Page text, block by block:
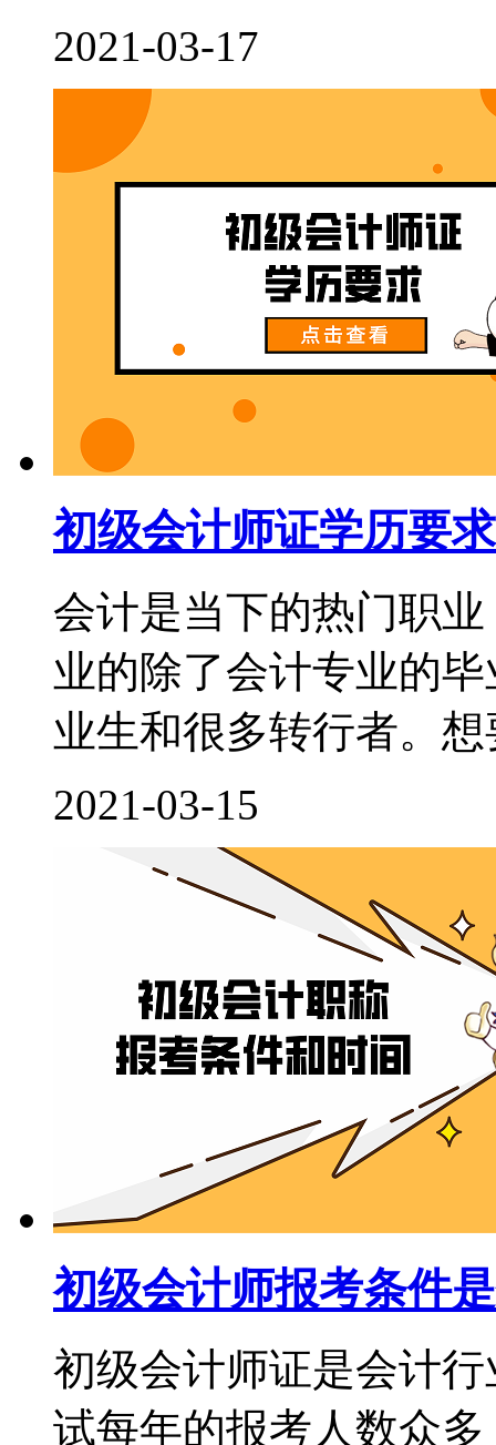
2021-03-17
初级会计师证学历要
会计是当下的热门职
业的除了会计专业的
业生和很多转行者。
2021-03-15
初级会计师报考条件
初级会计师证是会计
试每年的报考人数众